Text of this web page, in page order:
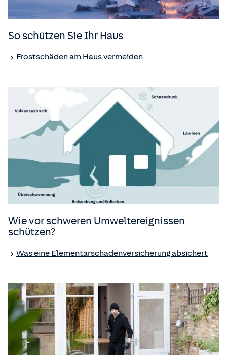
So schützen Sie Ihr Haus
Frostschäden am Haus vermeiden
Wie vor schweren Umweltereignissen
schützen?
Was eine Elementar­schaden­versicherung absichert